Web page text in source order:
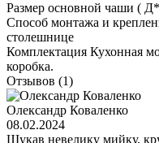
Размер основной чаши (
Способ монтажа и
столешнице
Комплектация Кухонная
коробка.
Отзывов (1)
Олександр Коваленко
08.02.2024
Шукав невелику мийку,